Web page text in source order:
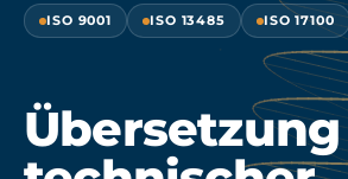
ISO 9001 ISO 13485 ISO 17100
Übersetzung